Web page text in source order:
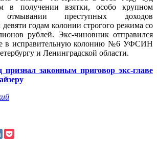
в получении взятки, особо крупном
отмывании преступных доходов
девяти годам колонии строгого режима со
рублей. Экс-чиновник отправился
в исправительную колонию №6 УФСИН
и Ленинградской области.
признал законным приговор экс-главе